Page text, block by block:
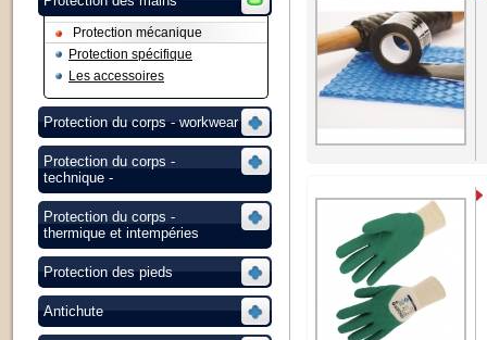
Protection mécanique
Protection spécifique
Les accessoires
Protection du corps - workwear
Protection du corps -
technique -
Protection du corps -
thermique et intempéries
Protection des pieds
Antichute